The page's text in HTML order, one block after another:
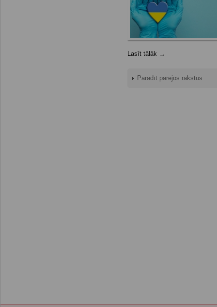
Lasīt tālāk →
Pārādīt pārējos rakstus